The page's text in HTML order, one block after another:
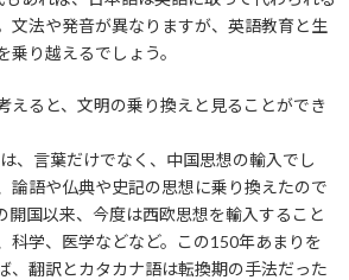
文法や発音が異なりますが、英語教育と生
り越えるでしょう。
えると、文明の乗り換えと見ることができ
、言葉だけでなく、中国思想の輸入でし
論語や仏典や史記の思想に乗り換えたので
開国以来、今度は西欧思想を輸入すること
科学、医学などなど。この150年あまりを
、翻訳とカタカナ語は転換期の手法だった